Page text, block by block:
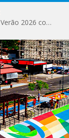
São Miguel do Guamá encerra os Jogos de Verão 2026 com sucesso de público e competições.